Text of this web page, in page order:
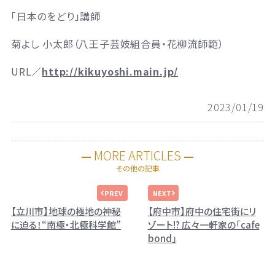
「日本のをどり」講師
菊よし 小太郎（八王子芸妓組合員・花柳流師範）
URL／http://kikuyoshi.main.jp/
2023/01/19
MORE ARTICLES
その他の記事
【立川市】地球の極地の神秘
に迫る！“南極・北極科学館”
【府中市】府中の住宅街にリ
ゾート!? 広々一軒家の「cafe
bond」